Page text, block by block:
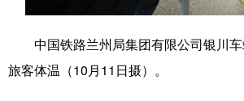
彩票 娱乐
中国铁路兰州局集团有限公司银川车
旅客体温（10月11日摄）。